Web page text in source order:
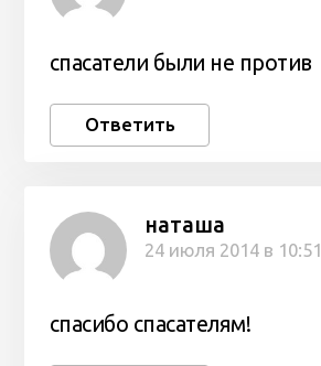
спасатели были не против
Ответить
наташа
24 июля 2014 в 10:51
спасибо спасателям!